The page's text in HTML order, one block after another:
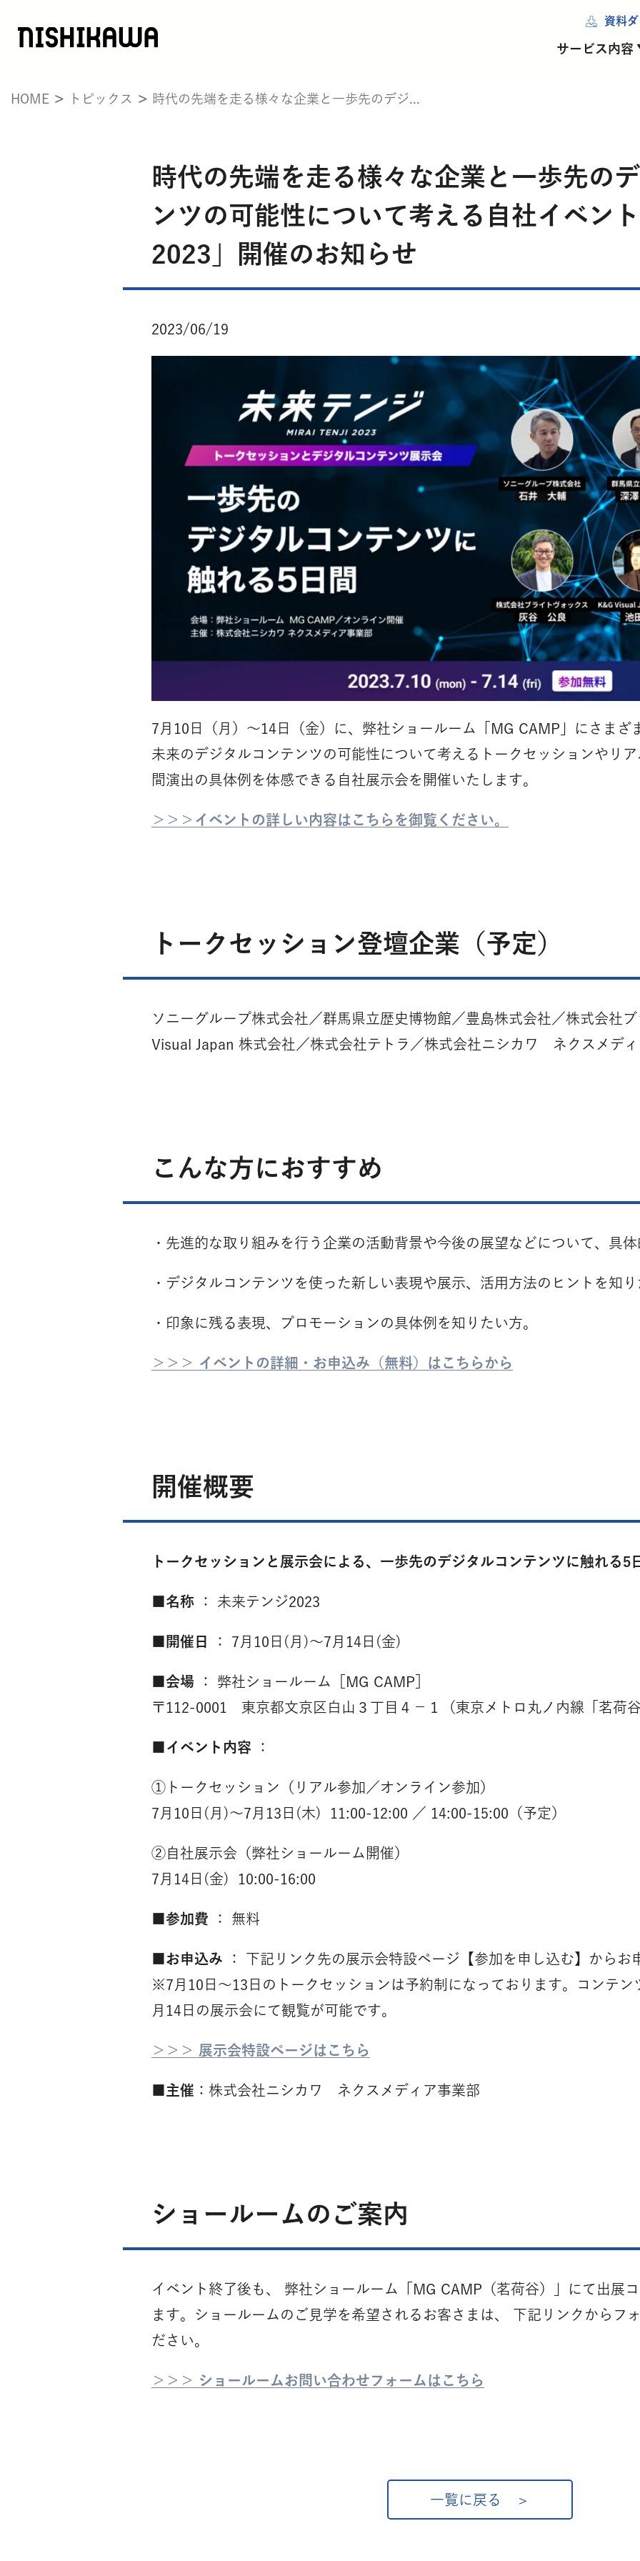
サービス内容
HOME トピックス 時代の先端を走る様々な企業と一歩先のデジ...
時代の先端を走る様々な企業と一歩先の
ンツの可能性について考える自社イベン
2023」開催のお知らせ
2023/06/19
7月10日（月）〜14日（金）に、弊社ショールーム「MG CAMP」にさまざ
未来のデジタルコンテンツの可能性について考えるトークセッションやリ
間演出の具体例を体感できる自社展示会を開催いたします。
＞＞＞イベントの詳しい内容はこちらを御覧ください。
トークセッション登壇企業（予定）
ソニーグループ株式会社／群馬県立歴史博物館／豊島株式会社／株式会社
Visual Japan 株式会社／株式会社テトラ／株式会社ニシカワ ネクスメデ
こんな方におすすめ
・先進的な取り組みを行う企業の活動背景や今後の展望などについて、具体
・デジタルコンテンツを使った新しい表現や展示、活用方法のヒントを知り
・印象に残る表現、プロモーションの具体例を知りたい方。
＞＞＞ イベントの詳細・お申込み（無料）はこちらから
開催概要
トークセッションと展示会による、一歩先のデジタルコンテンツに触れる5
■名称 ： 未来テンジ2023
■開催日 ： 7月10日(月)〜7月14日(金)
■会場 ： 弊社ショールーム［MG CAMP］
〒112-0001 東京都文京区白山３丁目４−１（東京メトロ丸ノ内線「茗荷谷
■イベント内容 ：
①トークセッション（リアル参加／オンライン参加）
7月10日(月)〜7月13日(木) 11:00-12:00 ／ 14:00-15:00（予定）
②自社展示会（弊社ショールーム開催）
7月14日(金) 10:00-16:00
■参加費 ： 無料
■お申込み ： 下記リンク先の展示会特設ページ【参加を申し込む】からお
※7月10日〜13日のトークセッションは予約制になっております。コンテン
月14日の展示会にて観覧が可能です。
＞＞＞ 展示会特設ページはこちら
■主催 ：株式会社ニシカワ ネクスメディア事業部
ショールームのご案内
イベント終了後も、 弊社ショールーム「MG CAMP（茗荷谷）」にて出展
ます。ショールームのご見学を希望されるお客さまは、 下記リンクからフ
ださい。
＞＞＞ ショールームお問い合わせフォームはこちら
一覧に戻る